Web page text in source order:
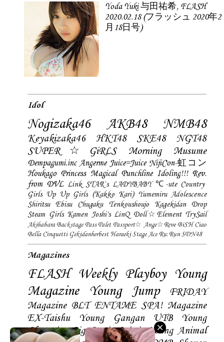
Yoda Yuki 与田祐希, FLASH
2020.02.18 (フラッシュ 2020年2
月18日号)
Idol
Nogizaka46 AKB48 NMB48
Keyakizaka46 HKT48 SKE48
NGT48
SUPER☆GiRLS
Morning Musume
Dempagumi.inc Angerme Juice=Juice NijiCon-虹コン
Houkago Princess Magical Punchline Idoling!!! Rev.
from DVL Link STAR`s LADYBABY ℃-ute Country
Girls Up Up Girls (Kakko Kari) Yumemiru Adolescence
Shiritsu Ebisu Chugaku
Tenkoushoujo Kagekidan
Drop
Steam Girls Kamen Joshi's LinQ Doll☆Element TrySail
Akihabara Backstage Pass Palet Passport☆ Ange☆Reve BiSH Ciao
Bella Cinquetti Gekidanherbest Haraeki Stage Ace Ru:Run SDN48
Magazines
FLASH Weekly Playboy Young
Magazine
Young Jump
FRIDAY
Magazine BLT ENTAME SPA! Magazine
EX-Taishu
Young Gangan UTB
Young
Champion Big Comic Spirtis Young Animal